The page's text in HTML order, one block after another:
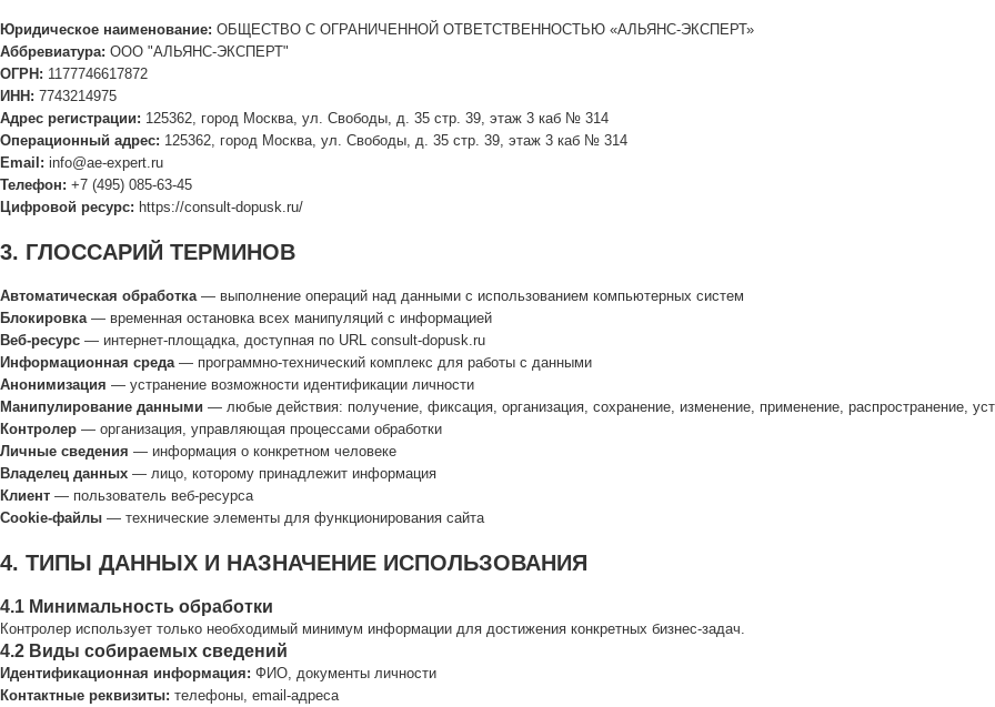
Юридическое наименование: ОБЩЕСТВО С ОГРАНИЧЕННОЙ ОТВЕТСТВЕННОСТЬЮ «АЛЬЯНС-ЭКСПЕРТ»
Аббревиатура: ООО "АЛЬЯНС-ЭКСПЕРТ"
ОГРН: 1177746617872
ИНН: 7743214975
Адрес регистрации: 125362, город Москва, ул. Свободы, д. 35 стр. 39, этаж 3 каб № 314
Операционный адрес: 125362, город Москва, ул. Свободы, д. 35 стр. 39, этаж 3 каб № 314
Email: info@ae-expert.ru
Телефон: +7 (495) 085-63-45
Цифровой ресурс: https://consult-dopusk.ru/
3. ГЛОССАРИЙ ТЕРМИНОВ
Автоматическая обработка— выполнение операций над данными с использованием компьютерных систем
Блокировка— временная остановка всех манипуляций с информацией
Веб-ресурс — интернет-площадка, доступная по URL consult-dopusk.ru
Информационная среда— программно-технический комплекс для работы с данными
Анонимизация — устранение возможности идентификации личности
Манипулирование данными — любые действия: получение, фиксация, организация, сохранение, изменение, применение, распространение,
Контролер — организация, управляющая процессами обработки
Личные сведения — информация о конкретном человеке
Владелец данных — лицо, которому принадлежит информация
Клиент — пользователь веб-ресурса
Cookie-файлы — технические элементы для функционирования сайта
4. ТИПЫ ДАННЫХ И НАЗНАЧЕНИЕ ИСПОЛЬЗОВАНИЯ
4.1 Минимальность обработки
Контролер использует только необходимый минимум информации для достижения конкретных бизнес-задач.
4.2 Виды собираемых сведений
Идентификационная информация: ФИО, документы личности
Контактные реквизиты: телефоны, email-адреса